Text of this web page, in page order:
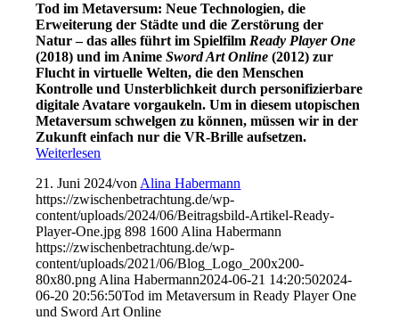
Tod im Metaversum: Neue Technologien, die
Erweiterung der Städte und die Zerstörung der
Natur – das alles führt im Spielfilm Ready Player One
(2018) und im AnimeSword Art Online(2012) zur
Flucht in virtuelle Welten, die den Menschen
Kontrolle und Unsterblichkeit durch personifizierbare
digitale Avatare vorgaukeln. Um in diesem utopischen
Metaversum schwelgen zu können, müssen wir in der
Zukunft einfach nur die VR-Brille aufsetzen.
Weiterlesen
21. Juni 2024/von Alina Habermann
https://zwischenbetrachtung.de/wp-
content/uploads/2024/06/Beitragsbild-Artikel-Ready-
Player-One.jpg 898 1600 Alina Habermann
https://zwischenbetrachtung.de/wp-
content/uploads/2021/06/Blog_Logo_200x200-
80x80.png Alina Habermann2024-06-21 14:20:502024-
06-20 20:56:50Tod im Metaversum in Ready Player One
und Sword Art Online